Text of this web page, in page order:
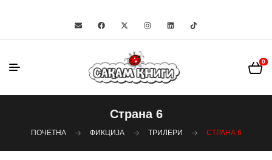
0
Страна 6
ПОЧЕТНА ФИКЦИЈА ТРИЛЕРИ СТРАНА 6